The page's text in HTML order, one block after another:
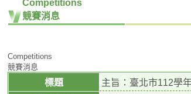
Competitions
競賽消息
Competitions
競賽消息
標題
主旨：臺北市112學